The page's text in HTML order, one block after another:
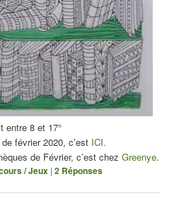
entre 8 et 17°
février 2020, c’est ICI.
de Février, c’est chezGreenye.
/ Jeux |2 Réponses